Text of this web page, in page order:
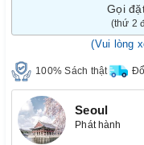
Gọi
(thứ 2
(Vui lòng
100% Sách thật
Seoul
Phát hành